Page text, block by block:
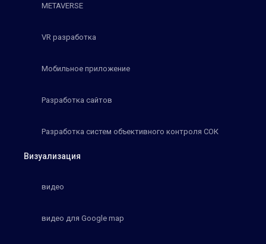
METAVERSE
VR разработка
Мобильное приложение
Разработка сайтов
Разработка систем объективного контроля СОК
Визуализация
видео
видео для Google map